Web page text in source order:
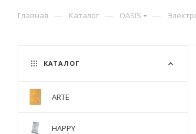
Главная — Каталог — OASIS —
КАТАЛОГ
ARTE
HAPPY